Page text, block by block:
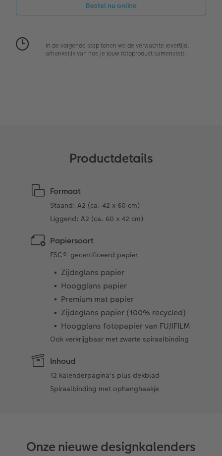
Alle extra's
Ontwerpopties
Alle extra's
Tipa Awards
In de volgende stap tonen we de verwachte levertijd,
afhankelijk van hoe je jouw fotoproduct samenstelt.
Productdetails
Formaat
Staand: A2 (ca. 42 x 60 cm)
Liggend: A2 (ca. 60 x 42 cm)
Papiersoort
FSC®-gecertificeerd papier
Zijdeglans papier
Hoogglans papier
Premium mat papier
Zijdeglans papier (100% recycled)
Hoogglans fotopapier van FUJIFILM
Ook verkrijgbaar met zwarte spiraalbinding
Inhoud
12 kalenderpagina's plus dekblad
Spiraalbinding met ophanghaakje
Onze nieuwe designkalenders